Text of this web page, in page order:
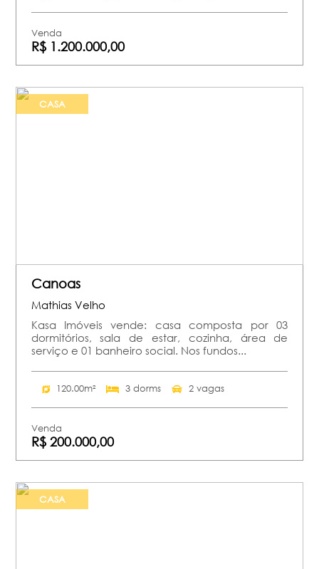
Venda
R$ 1.200.000,00
CASA
Canoas
Mathias Velho
Kasa Imóveis vende: casa composta por 03
dormitórios, sala de estar, cozinha, área de
serviço e 01 banheiro social. Nos fundos...
120.00m² 3 dorms 2 vagas
Venda
R$ 200.000,00
CASA